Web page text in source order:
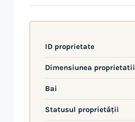
ID proprietate
Dimensiunea proprietatii
Bai
Statusul proprietății